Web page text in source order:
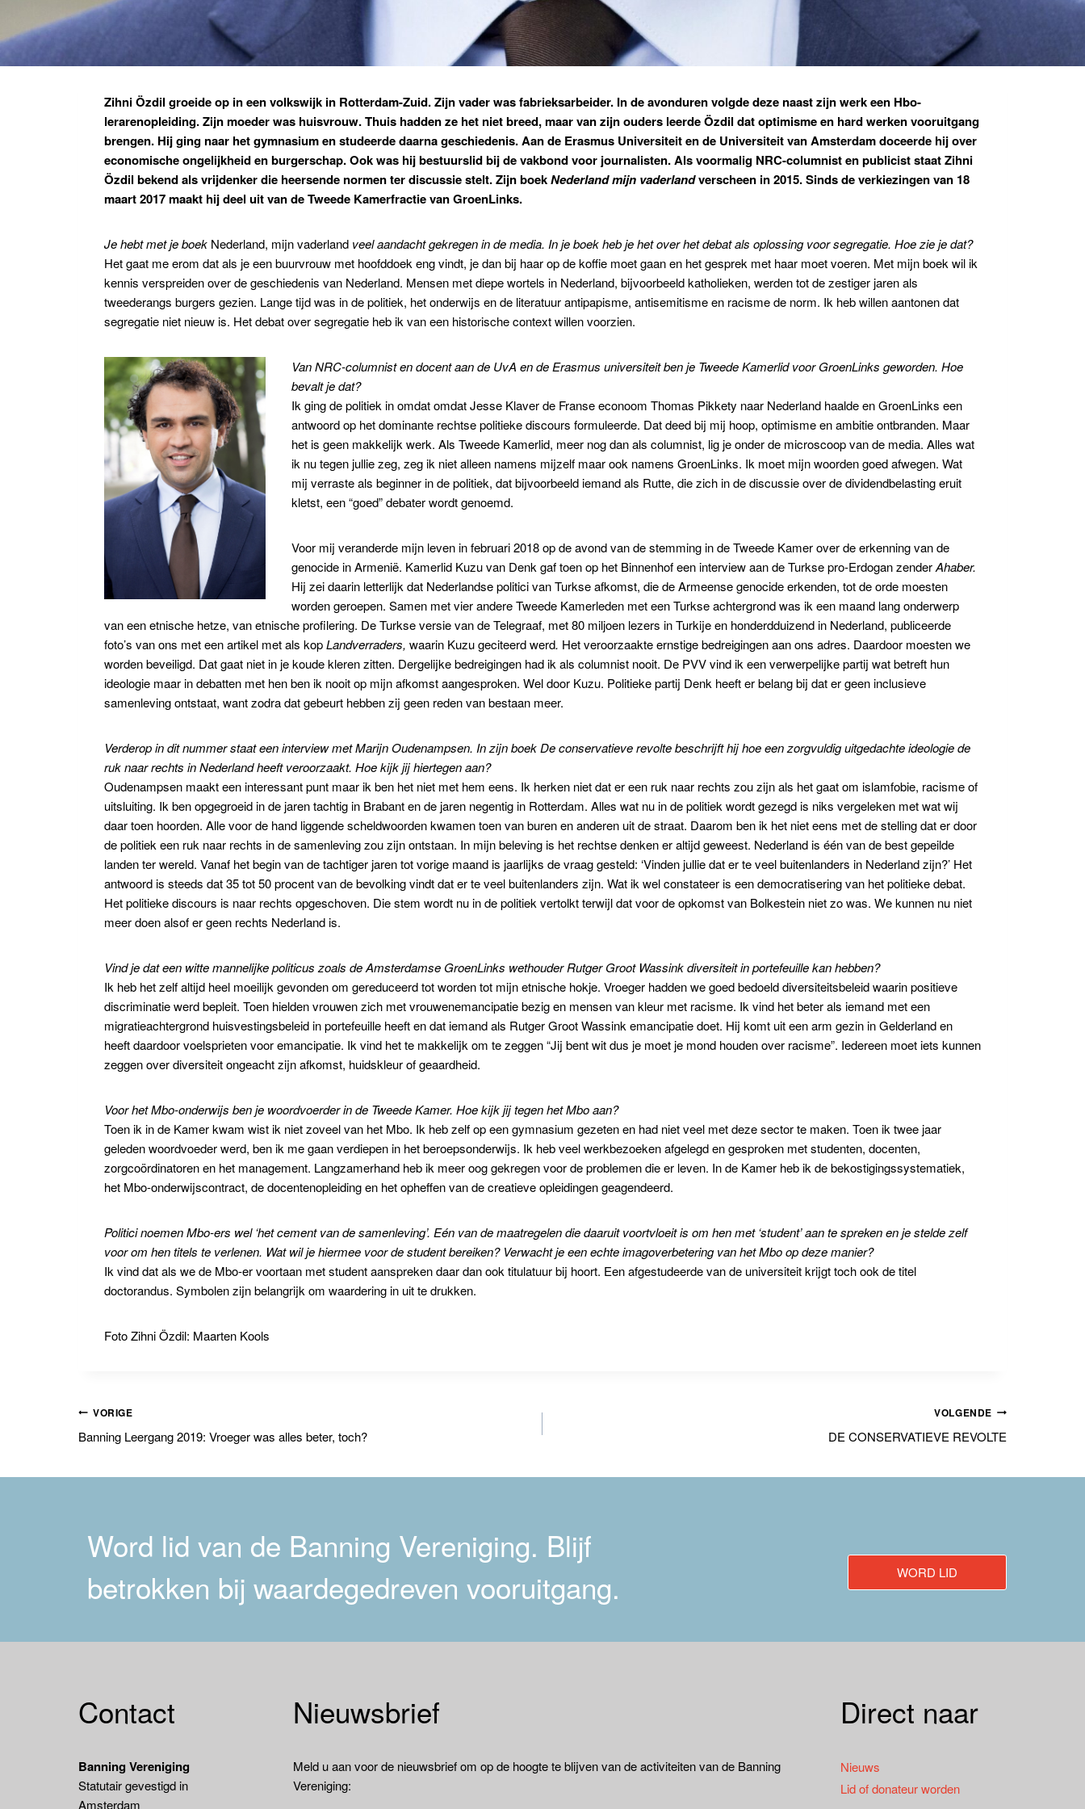
ZihniÖzdil groeide op in een volkswijk in Rotterdam-Zuid. Zijn vader was fabrieksarbeider. In de avonduren volgde deze naast zijn werk een Hbo-
lerarenopleiding. Zijn moeder was huisvrouw. Thuis hadden ze het niet breed, maar van zijn ouders leerdeÖzdil dat optimisme en hard werken vooruitgang
brengen. Hij ging naar het gymnasium en studeerde daarna geschiedenis. Aan de Erasmus Universiteit en de Universiteit van Amsterdam doceerde hij over
economische ongelijkheid en burgerschap. Ook was hij bestuurslid bij de vakbond voor journalisten.Als voormalig NRC-columnist en publicist staat Zihni
Özdil bekend als vrijdenker die heersende normen ter discussie stelt. Zijn boekNederland mijn vaderlandverscheen in 2015. Sinds de verkiezingen van 18
maart 2017 maakt hij deel uit van de Tweede Kamerfractie van GroenLinks.
Je hebt met je boek Nederland, mijn vaderland veel aandacht gekregen in de media. In je boek heb je het over het debat als oplossing voor segregatie. Hoe zie je dat?
Het gaat me erom dat als je een buurvrouw met hoofddoek eng vindt, je dan bij haar op de koffie moet gaan en het gesprek met haar moet voeren. Met mijn boek wil ik
kennis verspreiden over de geschiedenis van Nederland. Mensen met diepe wortels in Nederland, bijvoorbeeld katholieken, werden tot de zestiger jaren als
tweederangs burgers gezien. Lange tijd was in de politiek, het onderwijs en de literatuur antipapisme, antisemitisme en racisme de norm. Ik heb willen aantonen dat
segregatie niet nieuw is. Het debat over segregatie heb ik van een historische context willen voorzien.
Van NRC-columnist en docent aan de UvA en de Erasmus universiteit ben je Tweede Kamerlid voor GroenLinks geworden. Hoe
bevalt je dat?
Ik ging de politiek in omdat omdat Jesse Klaver de Franse econoom Thomas Pikkety naar Nederland haalde en GroenLinks een
antwoord op het dominante rechtse politieke discours formuleerde. Dat deed bij mij hoop, optimisme en ambitie ontbranden. Maar
het is geen makkelijk werk. Als Tweede Kamerlid, meer nog dan als columnist, lig je onder de microscoop van de media. Alles wat
ik nu tegen jullie zeg, zeg ik niet alleen namens mijzelf maar ook namens GroenLinks. Ik moet mijn woorden goed afwegen. Wat
mij verraste als beginner in de politiek, dat bijvoorbeeld iemand als Rutte, die zich in de discussie over de dividendbelasting eruit
kletst, een “goed” debater wordt genoemd.
Voor mij veranderde mijn leven in februari 2018 op de avond van de stemming in de Tweede Kamer over de erkenning van de
genocide in Armenië. Kamerlid Kuzu van Denk gaf toen op het Binnenhof een interview aan de Turkse pro-Erdogan zenderAhaber.
Hij zei daarin letterlijk dat Nederlandse politici van Turkse afkomst, die de Armeense genocide erkenden, tot de orde moesten
worden geroepen. Samen met vier andere Tweede Kamerleden met een Turkse achtergrond was ik een maand lang onderwerp
van een etnische hetze, van etnische profilering. De Turkse versie van de Telegraaf, met 80 miljoen lezers in Turkije en honderdduizend in Nederland, publiceerde
foto’s van ons met een artikel met als kopLandverraders, waarin Kuzu geciteerd werd. Het veroorzaakte ernstige bedreigingen aan ons adres. Daardoor moesten we
worden beveiligd. Dat gaat niet in je koude kleren zitten. Dergelijke bedreigingen had ik als columnist nooit. De PVV vind ik een verwerpelijke partij wat betreft hun
ideologie maar in debatten met hen ben ik nooit op mijn afkomst aangesproken. Wel door Kuzu. Politieke partij Denk heeft er belang bij dat er geen inclusieve
samenleving ontstaat, want zodra dat gebeurt hebben zij geen reden van bestaan meer.
Verderop in dit nummer staat een interview met Marijn Oudenampsen. In zijn boekDe conservatieve revolte beschrijft hij hoe een zorgvuldig uitgedachte ideologie de
ruk naar rechts in Nederland heeft veroorzaakt. Hoe kijk jij hiertegen aan?
Oudenampsen maakt een interessant punt maar ik ben het niet met hem eens. Ik herken niet dat er een ruk naar rechts zou zijn als het gaat om islamfobie, racisme of
uitsluiting. Ik ben opgegroeid in de jaren tachtig in Brabant en de jaren negentig in Rotterdam. Alles wat nu in de politiek wordt gezegd is niks vergeleken met wat wij
daar toen hoorden. Alle voor de hand liggende scheldwoorden kwamen toen van buren en anderen uit de straat. Daarom ben ik het niet eens met de stelling dat er door
de politiek een ruk naar rechts in de samenleving zou zijn ontstaan. In mijn beleving is het rechtse denken er altijd geweest. Nederland is één van de best gepeilde
landen ter wereld. Vanaf het begin van de tachtiger jaren tot vorige maand is jaarlijks de vraag gesteld: ‘Vinden jullie dat er te veel buitenlanders in Nederland zijn?’ Het
antwoord is steeds dat 35 tot 50 procent van de bevolking vindt dat er te veel buitenlanders zijn. Wat ik wel constateer is een democratisering van het politieke debat.
Het politieke discours is naar rechts opgeschoven. Die stem wordt nu in de politiek vertolkt terwijl dat voor de opkomst van Bolkestein niet zo was. We kunnen nu niet
meer doen alsof er geen rechts Nederland is.
Vind je dat een witte mannelijke politicus zoals de Amsterdamse GroenLinks wethouder Rutger Groot Wassink diversiteit in portefeuille kan hebben?
Ik heb het zelf altijd heel moeilijk gevonden om gereduceerd tot worden tot mijn etnische hokje. Vroeger hadden we goed bedoeld diversiteitsbeleid waarin positieve
discriminatie werd bepleit. Toen hielden vrouwen zich met vrouwenemancipatie bezig en mensen van kleur met racisme. Ik vind het beter als iemand met een
migratieachtergrond huisvestingsbeleid in portefeuille heeft en dat iemand als Rutger Groot Wassink emancipatie doet. Hij komt uit een arm gezin in Gelderland en
heeft daardoor voelsprieten voor emancipatie. Ik vind het te makkelijk om te zeggen “Jij bent wit dus je moet je mond houden over racisme”. Iedereen moet iets kunnen
zeggen over diversiteit ongeacht zijn afkomst, huidskleur of geaardheid.
Voor het Mbo-onderwijs ben je woordvoerder in de Tweede Kamer. Hoe kijk jij tegen het Mbo aan?
Toen ik in de Kamer kwam wist ik niet zoveel van het Mbo. Ik heb zelf op een gymnasium gezeten en had niet veel met deze sector te maken. Toen ik twee jaar
geleden woordvoeder werd, ben ik me gaan verdiepen in het beroepsonderwijs. Ik heb veel werkbezoeken afgelegd en gesproken met studenten, docenten,
zorgcoördinatoren en het management. Langzamerhand heb ik meer oog gekregen voor de problemen die er leven. In de Kamer heb ik de bekostigingssystematiek,
het Mbo-onderwijscontract, de docentenopleiding en het opheffen van de creatieve opleidingen geagendeerd.
Politici noemen Mbo-ers wel ‘het cement van de samenleving’. Eén van de maatregelen die daaruit voortvloeit is om hen met ‘student’ aan te spreken en je stelde zelf
voor om hen titels te verlenen. Wat wil je hiermee voor de student bereiken? Verwacht je een echte imagoverbetering van het Mbo op deze manier?
Ik vind dat als we de Mbo-er voortaan met student aanspreken daar dan ook titulatuur bij hoort. Een afgestudeerde van de universiteit krijgt toch ook de titel
doctorandus. Symbolen zijn belangrijk om waardering in uit te drukken.
Foto Zihni Özdil: Maarten Kools
Bericht
VORIGE
Banning Leergang 2019: Vroeger was alles beter, toch?
VOLGENDE
DE CONSERVATIEVE REVOLTE
Word lid van de Banning Vereniging. Blijf
betrokken bij waardegedreven vooruitgang.
WORD LID
Contact
Banning Vereniging
Statutair gevestigd in
Amsterdam
Nieuwsbrief
Meld u aan voor de nieuwsbrief om op de hoogte te blijven van de activiteiten van de Banning
Vereniging:
Direct naar
Nieuws
Lid of donateur worden